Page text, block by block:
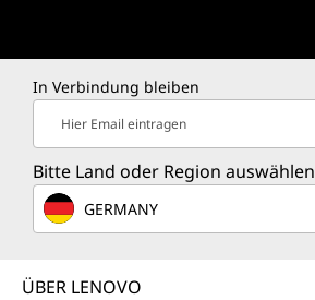
In Verbindung bleiben
Hier Email eintragen
Bitte Land oder Region auswählen
GERMANY
ÜBER LENOVO